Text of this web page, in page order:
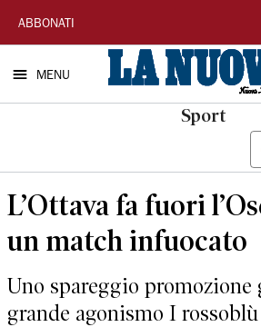
La
Nuova
Sardegna
ABBONATI
MENU
Sport
L’Ottava fa fuori
un match infuocato
Uno spareggio promozione
grande agonismo I